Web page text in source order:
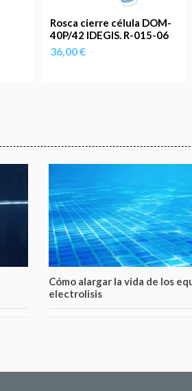
Rosca cierre célula DOM-
40P/42 IDEGIS. R-015-06
36,00 €
Cómo alargar la vida de los
electrolisis